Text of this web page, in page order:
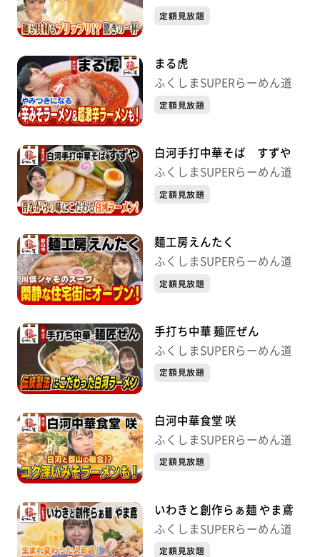
定額見放題
まる虎
ふくしまSUPERらーめん道
定額見放題
白河手打中華そば すずや
ふくしまSUPERらーめん道
定額見放題
麺工房えんたく
ふくしまSUPERらーめん道
定額見放題
手打ち中華 麺匠ぜん
ふくしまSUPERらーめん道
定額見放題
白河中華食堂 咲
ふくしまSUPERらーめん道
定額見放題
いわきと創作らぁ麺 やま鳶
ふくしまSUPERらーめん道
定額見放題